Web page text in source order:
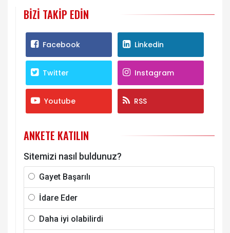
BIZI TAKIP EDIN
Facebook Linkedin
Twitter Instagram
Youtube RSS
ANKETE KATILIN
Sitemizi nasıl buldunuz?
Gayet Başarılı
İdare Eder
Daha iyi olabilirdi